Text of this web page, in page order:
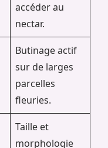
accéder au
nectar.
Butinage actif
sur de larges
parcelles
fleuries.
Taille et
morphologie